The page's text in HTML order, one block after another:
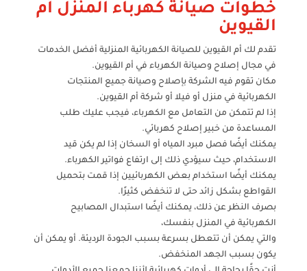
خطوات صيانة كهرباء المنزل أم
القيوين
تقدم لك أم القيوين للصيانة الكهربائية المنزلية أفضل الخدمات
في مجال إصلاح وصيانة الكهرباء في أم القيوين.
مكان تقوم فيه الشركة بإصلاح وصيانة جميع المنتجات
الكهربائية في منزل أو فيلا أو شركة أم القيوين.
إذا لم تتمكن من التعامل مع الكهرباء، فيجب عليك طلب
المساعدة من خبير إصلاح كهربائي.
يمكنك أيضًا فصل مبرد المياه أو السخان إذا لم يكن قيد
الاستخدام، حيث سيؤدي ذلك إلى ارتفاع فواتير الكهرباء.
يمكنك أيضًا استخدام بعض الكهربائيين إذا قمت بتحميل
القواطع بشكل زائد حتى لا تنخفض كثيرًا.
بصرف النظر عن ذلك، يمكنك أيضًا استبدال المصابيح
الكهربائية في المنزل بنفسك،
والتي يمكن أن تتعطل بسرعة بسبب الجودة الرديئة. أو يمكن أن
يكون بسبب الجهد المنخفض.